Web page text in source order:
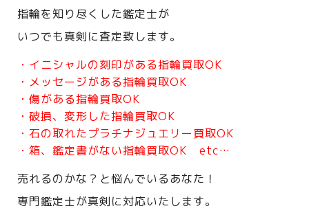
指輪を知り尽くした鑑定士が
いつでも真剣に査定致します。
・イニシャルの刻印がある指輪買取OK
・メッセージがある指輪買取OK
・傷がある指輪買取OK
・破損、変形した指輪買取OK
・石の取れたプラチナジュエリー買取OK
・箱、鑑定書がない指輪買取OK etc…
売れるのかな？と悩んでいるあなた！
専門鑑定士が真剣に対応いたします。